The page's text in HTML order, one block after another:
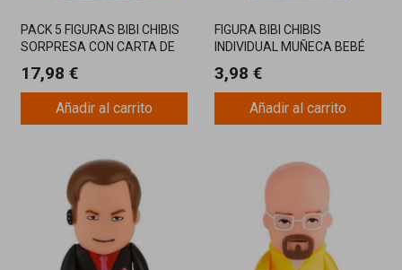
PACK 5 FIGURAS BIBI CHIBIS
SORPRESA CON CARTA DE
17,98 €
Añadir al carrito
FIGURA BIBI CHIBIS
INDIVIDUAL MUÑECA BEBÉ
3,98 €
Añadir al carrito